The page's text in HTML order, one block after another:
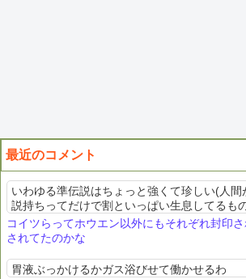
最近のコメント
いわゆる準伝説はちょっと強くて珍しい(人
説持ちってだけで割といっぱい生息してるも
コイツらってホウエン以外にもそれぞれ封印
されてたのかな
胃液ぶっかけるかガス浴びせて働かせるわ